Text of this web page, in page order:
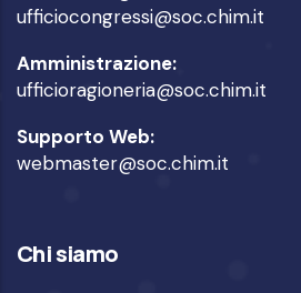
ufficiocongressi@soc.chim.it
Amministrazione:
ufficioragioneria@soc.chim.it
Supporto Web:
webmaster@soc.chim.it
Chi siamo